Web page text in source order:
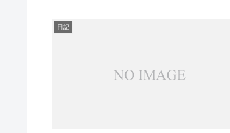
日記